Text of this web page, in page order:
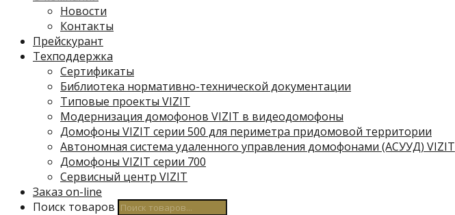
Новости
Контакты
Прейскурант
Техподдержка
Сертификаты
Библиотека нормативно-технической документации
Типовые проекты VIZIT
Модернизация домофонов VIZIT в видеодомофоны
Домофоны VIZIT серии 500 для периметра придомовой территории
Автономная система удаленного управления домофонами (АСУУД) VIZIT
Домофоны VIZIT серии 700
Сервисный центр VIZIT
Заказ on-line
Поиск товаров